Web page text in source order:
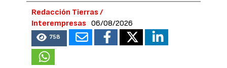
Redacción Tierras /
Interempresas
06/08/2026
758